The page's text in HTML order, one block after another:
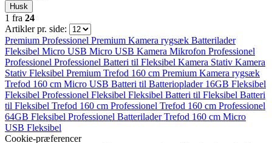
Husk
1 fra 24
Artikler pr. side:
Premium Professionel Premium Kamera rygsæk Batterilader
Fleksibel Micro USB Micro USB Kamera Mikrofon Professionel
Professionel Professionel Batteri til Fleksibel Kamera Stativ Kamera
Stativ Fleksibel Premium Trefod 160 cm Premium Kamera rygsæk
Trefod 160 cm Micro USB Batteri til Batterioplader 16GB Fleksibel
Fleksibel Professionel Fleksibel Fleksibel Batteri til Fleksibel Batteri
til Fleksibel Trefod 160 cm Professionel Trefod 160 cm Professionel
64GB Fleksibel Professionel BatteriladerTrefod 160 cm Micro
USB Fleksibel
Cookie-præferencer